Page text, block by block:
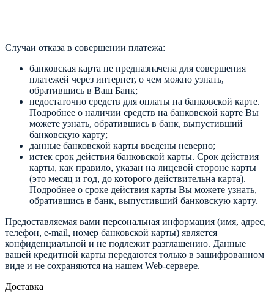
Случаи отказа в совершении платежа:
банковская карта не предназначена для совершения
платежей через интернет, о чем можно узнать,
обратившись в Ваш Банк;
недостаточно средств для оплаты на банковской карте.
Подробнее о наличии средств на банковской карте Вы
можете узнать, обратившись в банк, выпустивший
банковскую карту;
данные банковской карты введены неверно;
истек срок действия банковской карты. Срок действия
карты, как правило, указан на лицевой стороне карты
(это месяц и год, до которого действительна карта).
Подробнее о сроке действия карты Вы можете узнать,
обратившись в банк, выпустивший банковскую карту.
Предоставляемая вами персональная информация (имя, адрес,
телефон, e-mail, номер банковской карты) является
конфиденциальной и не подлежит разглашению. Данные
вашей кредитной карты передаются только в зашифрованном
виде и не сохраняются на нашем Web-сервере.
Доставка